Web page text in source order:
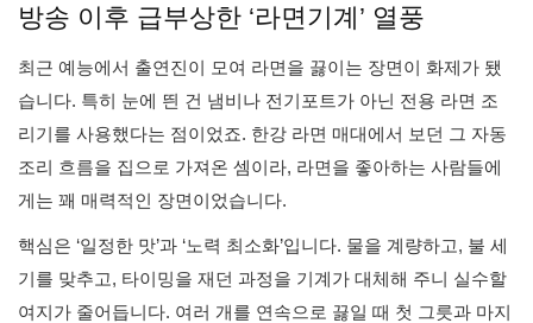
방송 이후 급부상한 ‘라면기계’ 열풍
최근 예능에서 출연진이 모여 라면을 끓이는 장면이 화제가 됐
습니다. 특히 눈에 띈 건 냄비나 전기포트가 아닌 전용 라면 조
리기를 사용했다는 점이었죠. 한강 라면 매대에서 보던 그 자동
조리 흐름을 집으로 가져온 셈이라, 라면을 좋아하는 사람들에
게는 꽤 매력적인 장면이었습니다.
핵심은 ‘일정한 맛’과 ‘노력 최소화’입니다. 물을 계량하고, 불 세
기를 맞추고, 타이밍을 재던 과정을 기계가 대체해 주니 실수할
여지가 줄어듭니다. 여러 개를 연속으로 끓일 때 첫 그릇과 마지